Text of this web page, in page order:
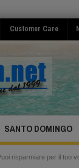
Customer Care
SANTO DOMINGO
il tuo volo? ecco il tuo